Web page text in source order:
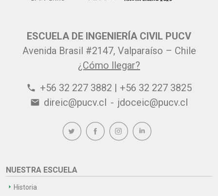
ESCUELA DE INGENIERÍA CIVIL PUCV
Avenida Brasil #2147, Valparaíso – Chile
¿Cómo llegar?
phone +56 32 227 3882 | +56 32 227 3825
email direic@pucv.cl - jdoceic@pucv.cl
NUESTRA ESCUELA
Historia